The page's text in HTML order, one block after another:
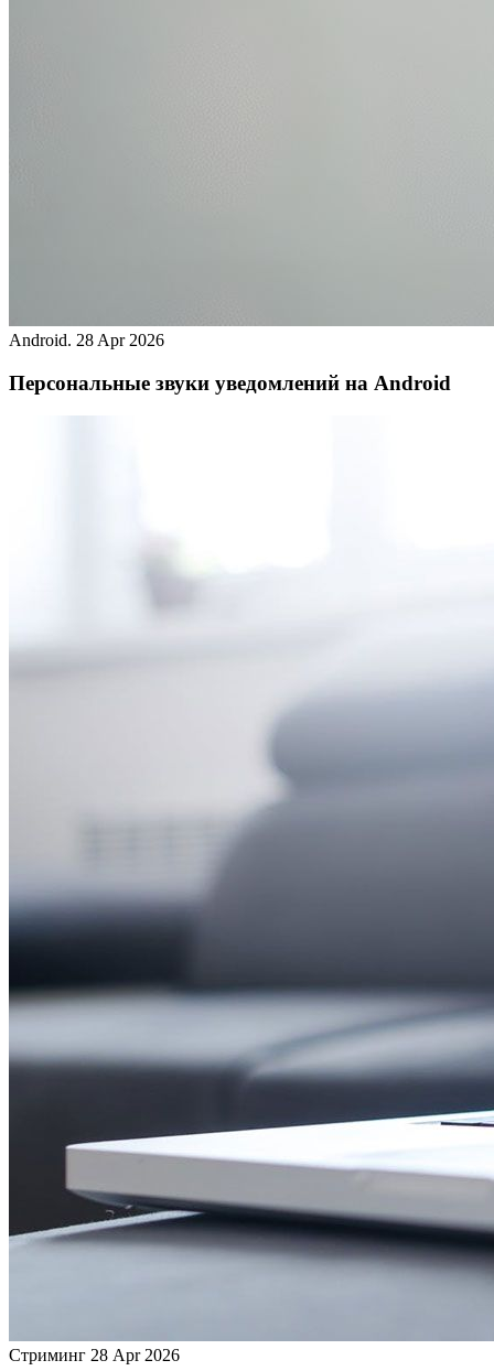
Android. 28 Apr 2026
Персональные звуки уведомлений на Android
Стриминг 28 Apr 2026